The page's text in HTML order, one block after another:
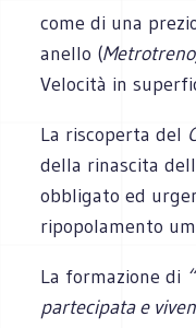
come di una
anello (
Velocità in
La riscoperta del
della rinascita
obbligato ed
ripopolamento
La formazione di
partecipata e